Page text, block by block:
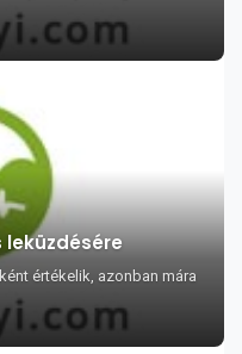
leküzdésére
értékelik, azonban mára